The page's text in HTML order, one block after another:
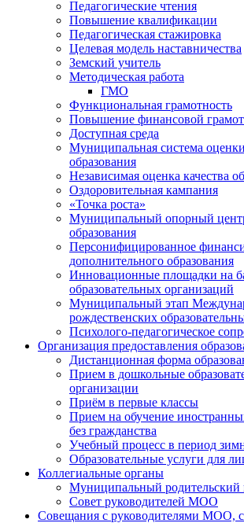
Педагогические чтения
Повышение квалификации
Педагогическая стажировка
Целевая модель наставничества
Земский учитель
Методическая работа
ГМО
Функциональная грамотность
Повышение финансовой
Доступная среда
Муниципальная система оценки
образования
Независимая оценка качества
Оздоровительная кампания
«Точка роста»
Муниципальный опорный
образования
Персонифицированное
дополнительного образования
Инновационные площадки на
образовательных организаций
Муниципальный этап
рождественских
Психолого-педагогическое
Организация предоставления
Дистанционная форма
Прием в дошкольные
организации
Приём в первые классы
Прием на обучение
без гражданства
Учебный процесс в период
Образовательные услуги для
Коллегиальные органы
Муниципальный родительский
Совет руководителей МОО
Совещания с руководителями МОО,